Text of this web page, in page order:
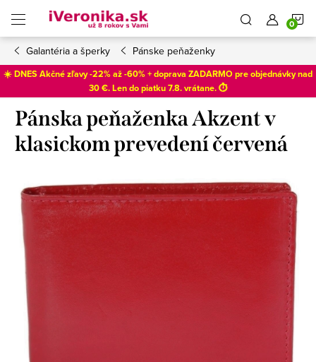
obsah
Galantéria a šperky Pánske peňaženky
☀️ DNES Akčné zľavy -22% až -60% + doprava ZADARMO pre objednávky nad
30 €. Len dopiatku 7.8. vrátane. ⏱️
Pánska peňaženka Akzent v
klasickom prevedení červená